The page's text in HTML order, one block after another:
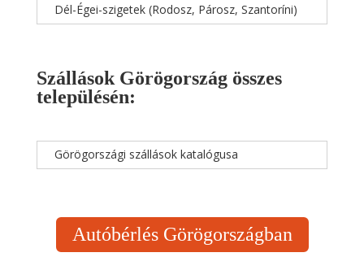
Dél-Égei-szigetek (Rodosz, Párosz, Szantoríni)
Szállások Görögország összes
településén:
Görögországi szállások katalógusa
Autóbérlés Görögországban